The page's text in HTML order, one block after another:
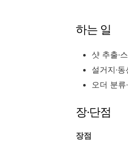
하는 일
샷 추출·
설거지·
오더 분류
장·단점
장점